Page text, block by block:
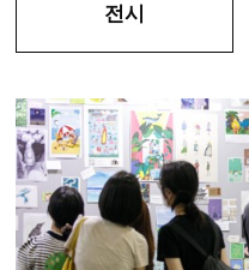
전시